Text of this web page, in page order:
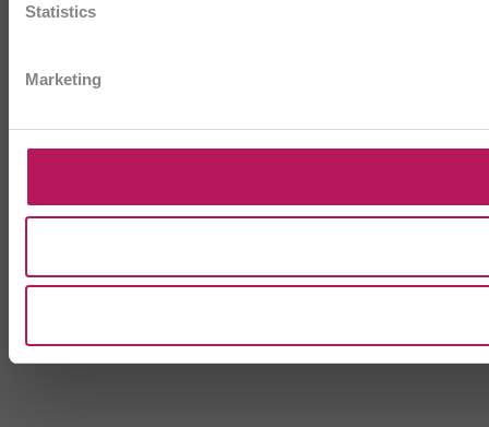
Statistics
Marketing